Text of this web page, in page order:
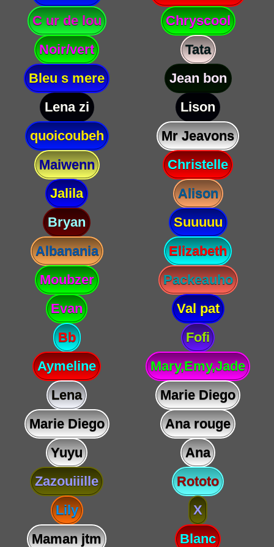
C ur de lou
Chryscool
Noir/vert
Tata
Bleu s mere
Jean bon
Lena zi
Lison
quoicoubeh
Mr Jeavons
Maiwenn
Christelle
Jalila
Alison
Bryan
Suuuuu
Albanania
Elizabeth
Moubzer
Packeauho
Evan
Val pat
Bb
Fofi
Aymeline
Mary,Emy,Jade
Lena
Marie Diego
Marie Diego
Ana rouge
Yuyu
Ana
Zazouiiille
Rototo
Lily
X
Maman jtm
Blanc